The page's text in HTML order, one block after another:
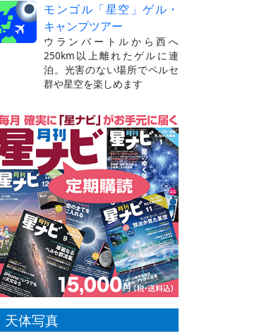
モンゴル「星空」ゲル・
キャンプツアー
ウランバートルから西へ
250km以上離れたゲルに連
泊。光害のない場所でペルセ
群や星空を楽しめます
天体写真